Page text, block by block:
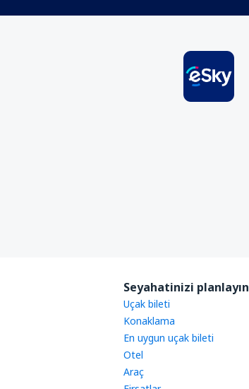
Seyahatinizi planlayın
Uçak bileti
Konaklama
En uygun uçak bileti
Otel
Araç